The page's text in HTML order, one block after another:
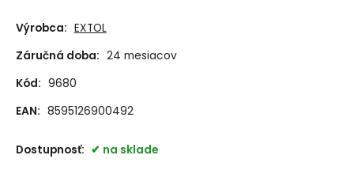
Výrobca: EXTOL
Záručná doba: 24 mesiacov
Kód: 9680
EAN: 8595126900492
Dostupnosť: na sklade